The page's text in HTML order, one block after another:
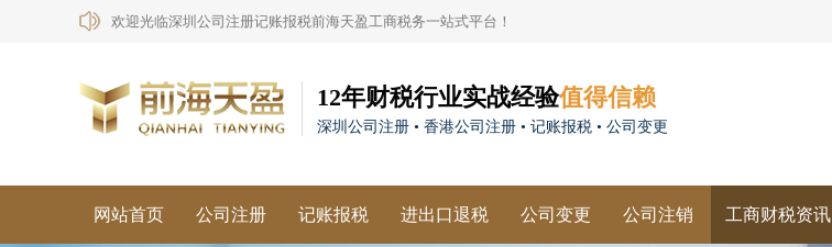
欢迎光临深圳公司注册记账报税前海天盈工商税务一站式平台！
12年财税行业实战经验值得信赖
深圳公司注册 • 香港公司注册 • 记账报税 • 公司变更
网站首页 公司注册 记账报税 进出口退税 公司变更 公司注销 工商财税资讯